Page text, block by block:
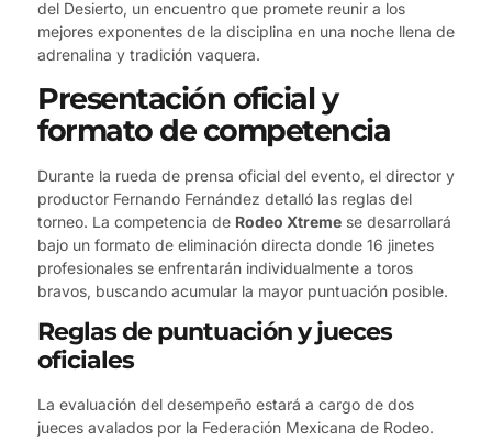
del Desierto, un encuentro que promete reunir a los
mejores exponentes de la disciplina en una noche llena de
adrenalina y tradición vaquera.
Presentación oficial y
formato de competencia
Durante la rueda de prensa oficial del evento, el director y
productor Fernando Fernández detalló las reglas del
torneo. La competencia de Rodeo Xtreme se desarrollará
bajo un formato de eliminación directa donde 16 jinetes
profesionales se enfrentarán individualmente a toros
bravos, buscando acumular la mayor puntuación posible.
Reglas de puntuación y jueces
oficiales
La evaluación del desempeño estará a cargo de dos
jueces avalados por la Federación Mexicana de Rodeo.